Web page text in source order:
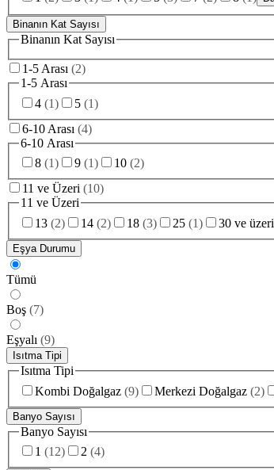
Binanın Kat Sayısı
Binanın Kat Sayısı
1-5 Arası (2)
1-5 Arası
4 (1) 5 (1)
6-10 Arası (4)
6-10 Arası
8 (1) 9 (1) 10 (2)
11 ve Üzeri (10)
11 ve Üzeri
13 (2) 14 (2) 18 (3) 25 (1) 30 ve üzeri
Eşya Durumu
Tümü
Boş (7)
Eşyalı (9)
Isıtma Tipi
Isıtma Tipi
Kombi Doğalgaz (9) Merkezi Doğalgaz (2)
Banyo Sayısı
Banyo Sayısı
1 (12) 2 (4)